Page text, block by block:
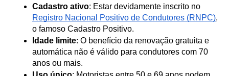
Cadastro ativo
Registro Nacional Positivo de Condutores (RNPC),
o famoso Cadastro Positivo.
Idade limite: O benefício da renovação gratuita e
automática não é válido para condutores com 70
anos ou mais.